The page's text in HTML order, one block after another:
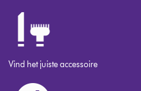
Vind het juiste accessoire